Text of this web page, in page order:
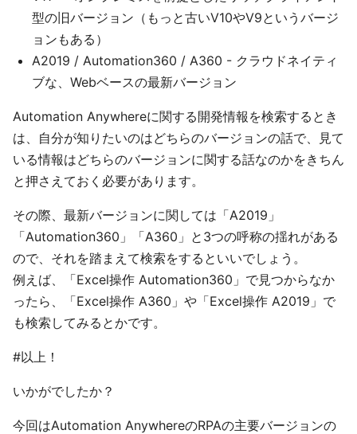
型の旧バージョン（もっと古いV10やV9というバージ
ョンもある）
A2019 / Automation360 / A360 - クラウドネイティ
ブな、Webベースの最新バージョン
Automation Anywhereに関する開発情報を検索するとき
は、自分が知りたいのはどちらのバージョンの話で、見て
いる情報はどちらのバージョンに関する話なのかをきちん
と押さえておく必要があります。
その際、最新バージョンに関しては「A2019」
「Automation360」「A360」と3つの呼称の揺れがある
ので、それを踏まえて検索をするといいでしょう。
例えば、「Excel操作 Automation360」で見つからなか
ったら、「Excel操作 A360」や「Excel操作 A2019」で
も検索してみるとかです。
#以上！
いかがでしたか？
今回はAutomation AnywhereのRPAの主要バージョンの